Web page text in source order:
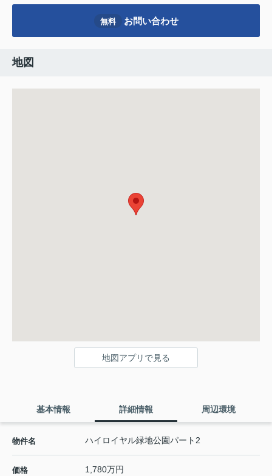
無料 お問い合わせ
地図
地図アプリで見る
基本情報 詳細情報 周辺環境
物件名 ハイロイヤル緑地公園パート2
価格 1,780万円